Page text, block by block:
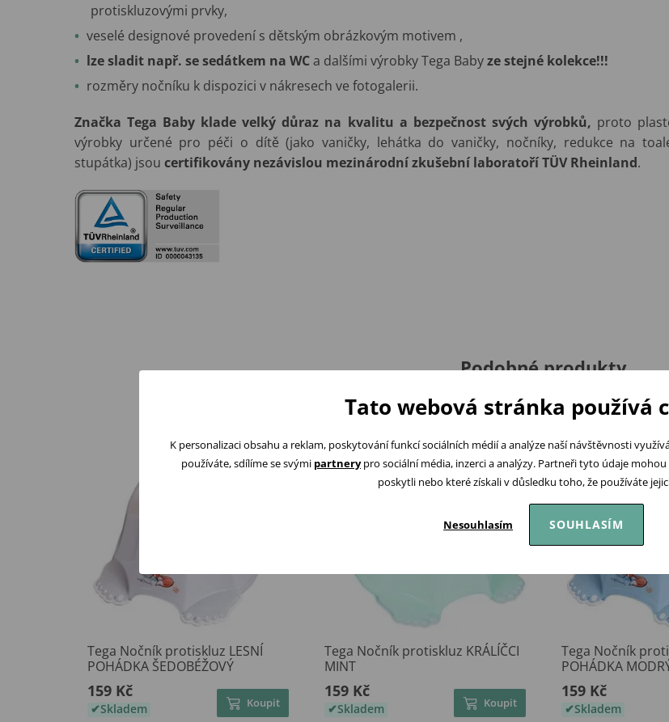
protiskluzovými prvky,
veselé designové provedení s dětským obrázkovým motivem ,
lze sladit např. se sedátkem na WCa dalšími výrobky Tega Babyze stejné kolekce!!!
rozměry nočníku k dispozici v nákresech ve fotogalerii.
Značka Tega Baby klade velký důraz na kvalitu a bezpečnost svých výrobků, proto
výrobky určené pro péči o dítě (jako vaničky, lehátka do vaničky, nočníky, redukce na
stupátka) jsou certifikovány nezávislou mezinárodní zkušební laboratoří TÜV Rheinland.
Podobné produkty
Tega Nočník protiskluz LESNÍ
POHÁDKA ŠEDOBÉŽOVÝ
159 Kč
Skladem Koupit
Tega Nočník protiskluz KRÁLÍČCI
MINT
159 Kč
Skladem Koupit
Tega Nočník
POHÁDKA
159 Kč
Skladem
Tato webová stránka používá
K personalizaci obsahu a reklam, poskytování funkcí sociálních médií a analýze naší návštěvnosti
používáte, sdílíme se svými partnerypro sociální média, inzerci a analýzy. Partneři tyto údaje
poskytli nebo které získali v důsledku toho, že používáte
Nesouhlasím SOUHLASÍM